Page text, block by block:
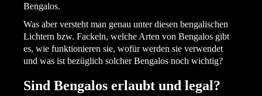
Bengalos.
Was aber versteht man genau unter diesen bengalischen
Lichtern bzw. Fackeln, welche Arten von Bengalos gibt
es, wie funktionieren sie, wofür werden sie verwendet
und was ist bezüglich solcher Bengalos noch wichtig?
Sind Bengalos erlaubt und legal?